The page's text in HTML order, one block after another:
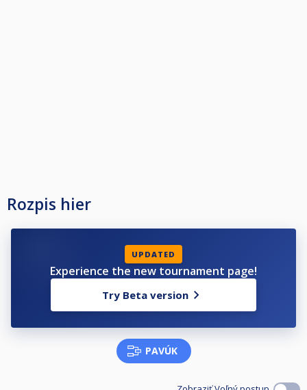
Rozpis hier
UPDATED
Experience the new tournament page!
Try Beta version
PAVÚK